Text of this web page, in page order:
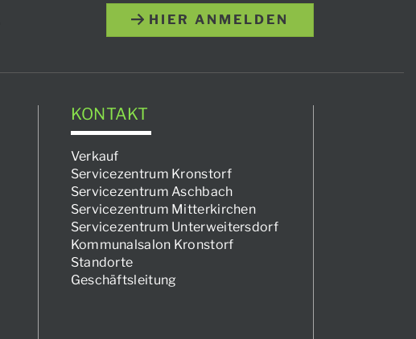
HIER ANMELDEN
KONTAKT
Verkauf
Servicezentrum Kronstorf
Servicezentrum Aschbach
Servicezentrum Mitterkirchen
Servicezentrum Unterweitersdorf
Kommunalsalon Kronstorf
Standorte
Geschäftsleitung